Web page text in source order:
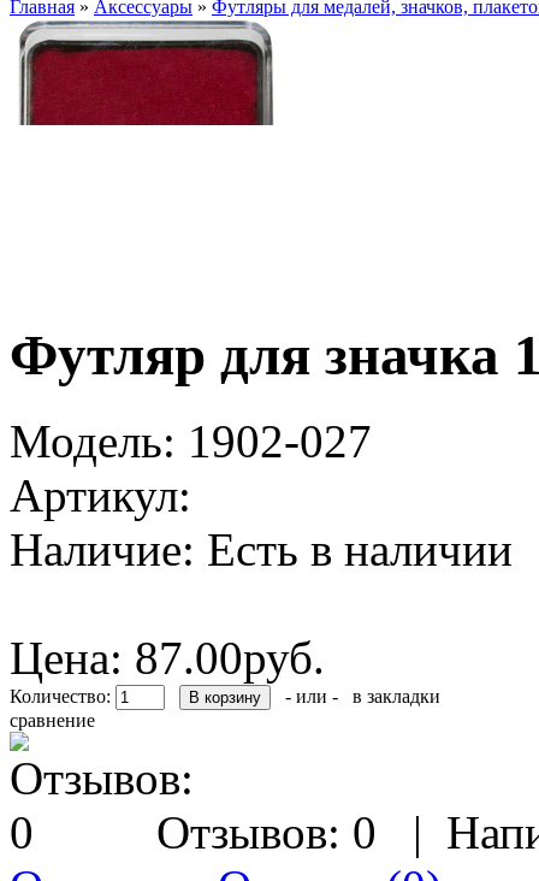
Главная » Аксессуары » Футляры для медалей, значков,
Футляр для значка
Модель: 1902-027
Артикул:
Наличие: Есть в наличии
Цена: 87.00руб.
Количество: - или -
в закладки
сравнение
Отзывов: 0 |